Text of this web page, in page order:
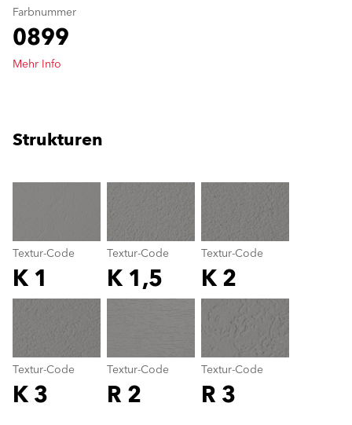
Farbnummer
0899
Mehr Info
Strukturen
Textur-Code
K 1
Textur-Code
K 1,5
Textur-Code
K 2
Textur-Code
K 3
Textur-Code
R 2
Textur-Code
R 3
Textur-Code
color_name